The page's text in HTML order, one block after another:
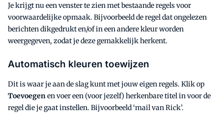
Je krijgt nu een venster te zien met bestaande regels voor
voorwaardelijke opmaak. Bijvoorbeeld de regel dat ongelezen
berichten dikgedrukt en/of in een andere kleur worden
weergegeven, zodat je deze gemakkelijk herkent.
Automatisch kleuren toewijzen
Dit is waar je aan de slag kunt met jouw eigen regels. Klik op
Toevoegenen voer een (voor jezelf) herkenbare titel in voor de
regel die je gaat instellen. Bijvoorbeeld ‘mail van Rick’.